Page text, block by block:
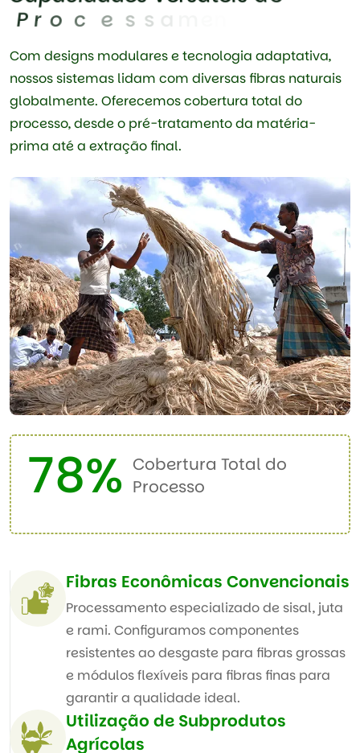
Pr o ce ss m ent
Com designs modulares e tecnologia adaptativa,
nossos sistemas lidam com diversas fibras naturais
globalmente. Oferecemos cobertura total do
processo, desde o pré-tratamento da matéria-
prima até a extração final.
100%
Processo
Fibras Econômicas Convencionais
Processamento especializado de sisal, juta
e rami. Configuramos componentes
resistentes ao desgaste para fibras grossas
e módulos flexíveis para fibras finas para
garantir a qualidade ideal.